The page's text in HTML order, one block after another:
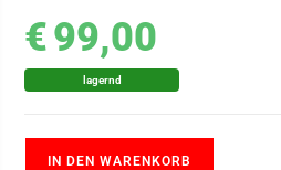
€99,00
lagernd
IN DEN WARENKORB